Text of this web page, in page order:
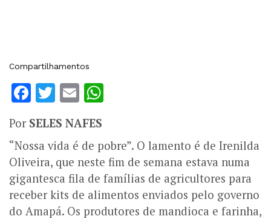
Compartilhamentos
Facebook
Twitter
Email
Por SELES NAFES
“Nossa vida é de pobre”. O lamento é de Irenilda
Oliveira, que neste fim de semana estava numa
gigantesca fila de famílias de agricultores para
receber kits de alimentos enviados pelo governo
do Amapá. Os produtores de mandioca e farinha,